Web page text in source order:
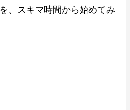
を、スキマ時間から始めてみ